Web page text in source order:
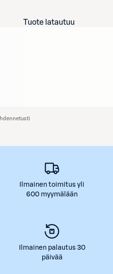
Tuote latautuu
Ilmainen toimitus yli
600 myymälään
Ilmainen palautus 30
päivää